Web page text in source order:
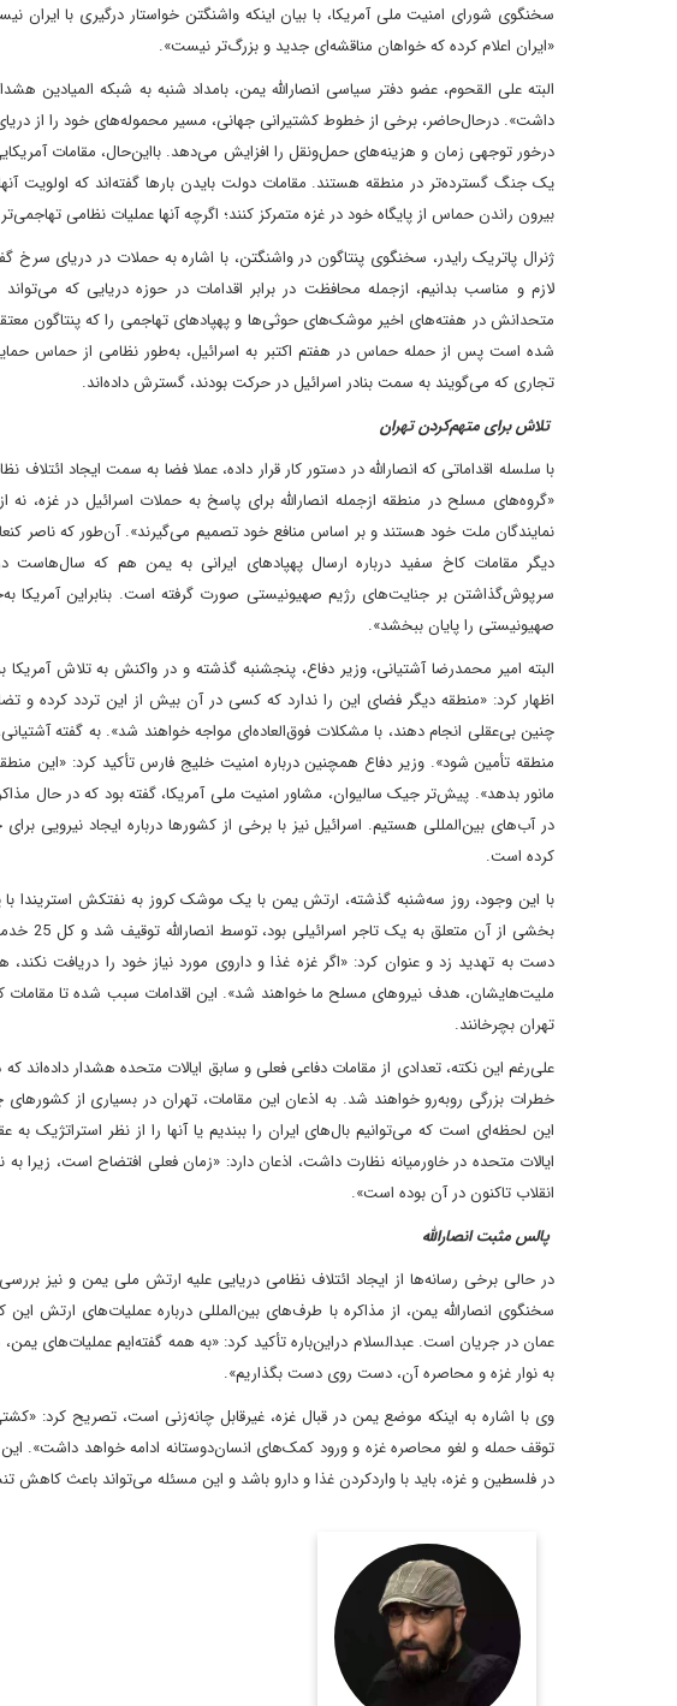
سخنگوی شورای امنیت ملی آمریکا، با بیان اینکه واشنگتن خواستار درگیری با
«ایران اعلام کرده که خواهان مناقشه‌ای جدید و بزرگ‌تر نیست».
البته علی القحوم، عضو دفتر سیاسی انصارالله یمن، بامداد شنبه به شبکه المیادین
داشت». در‌حال‌حاضر، برخی از خطوط کشتیرانی جهانی، مسیر محموله‌های خود را از
درخور توجهی زمان و هزینه‌های حمل‌ونقل را افزایش می‌دهد. بااین‌حال، مقامات
یک جنگ گسترده‌تر در منطقه هستند. مقامات دولت بایدن بارها گفته‌اند که اولویت
بیرون راندن حماس از پایگاه خود در غزه متمرکز کنند؛ اگرچه آنها عملیات نظامی تهاجمی‌تر
ژنرال پاتریک رایدر، سخنگوی پنتاگون در واشنگتن، با اشاره به حملات در دریای
لازم و مناسب بدانیم، از‌جمله محافظت در برابر اقدامات در حوزه دریایی که
متحدانش در هفته‌های اخیر موشک‌های حوثی‌ها و پهپادهای تهاجمی را که پنتاگون
شده است پس از حمله حماس در هفتم اکتبر به اسرائیل، به‌طور نظامی از حماس
تجاری که می‌گویند به سمت بنادر اسرائیل در حرکت بودند، گسترش داده‌اند.
تلاش برای متهم‌کردن تهران
با سلسله اقداماتی که انصارالله در دستور کار قرار داده، عملا فضا به سمت ایجاد
«گروه‌های مسلح در منطقه ‌ازجمله انصارالله برای پاسخ به حملات اسرائیل در غزه، نه
نمایندگان ملت خود هستند و بر اساس منافع خود تصمیم می‌گیرند». آن‌طور که ناصر
دیگر مقامات کاخ سفید درباره ارسال پهپادهای ایرانی به یمن هم که
سرپوش‌گذاشتن بر جنایت‌های رژیم صهیونیستی صورت گرفته است. بنابراین آمریکا
صهیونیستی را پایان ببخشد».
اظهار کرد: «منطقه دیگر فضای این را ندارد که کسی در آن بیش از این تردد کرده و
چنین بی‌عقلی انجام دهند، با مشکلات فوق‌العاده‌ای مواجه خواهند شد». به گفته
منطقه تأمین شود». وزیر دفاع همچنین درباره امنیت خلیج فارس تأکید کرد: «این
مانور بدهد». پیش‌تر جیک سالیوان، مشاور امنیت ملی آمریکا، گفته بود که در حال
در آب‌های بین‌المللی هستیم. اسرائیل نیز با برخی از کشورها درباره ایجاد نیرویی
کرده است.
با این وجود، روز سه‌شنبه گذشته، ارتش یمن با یک موشک کروز به نفتکش استریندا
بخشی
دست به تهدید زد و عنوان کرد: «اگر غزه غذا و داروی مورد نیاز خود را دریافت
ملیت‌هایشان، هدف نیروهای مسلح ما خواهند شد». این اقدامات سبب شده تا مقامات
تهران بچرخانند.
علی‌رغم این نکته، تعدادی از مقامات دفاعی فعلی و سابق ایالات متحده هشدار داده‌اند
خطرات بزرگی روبه‌رو خواهند شد. به اذعان این مقامات، تهران در بسیاری از کشورهای
این لحظه‌ای است که می‌توانیم بال‌های ایران را ببندیم یا آنها را از نظر استراتژیک به
ایالات متحده در خاورمیانه نظارت داشت، اذعان دارد‌: «زمان فعلی افتضاح است، زیرا
انقلاب تاکنون در آن بوده‌ است».
پالس مثبت انصارالله
در حالی برخی رسانه‌ها از ایجاد ائتلاف نظامی دریایی علیه ارتش ملی یمن و نیز
سخنگوی انصارالله یمن، از مذاکره با طرف‌های بین‌المللی درباره عملیات‌های ارتش
عمان در جریان است. عبدالسلام در‌این‌باره تأکید کرد: «به همه گفته‌ایم عملیات‌های
به نوار غزه و محاصره آن، دست روی دست بگذاریم».
وی با اشاره به اینکه موضع یمن در قبال غزه، غیر‌قابل چانه‌زنی است، تصریح کرد:
توقف حمله و لغو محاصره غزه و ورود کمک‌های انسان‌دوستانه ادامه خواهد داشت».
در فلسطین و غزه، باید با وارد‌کردن غذا و دارو باشد و این مسئله می‌تواند باعث
روزنامه نگار و کارشناس
ارشد روزنامه نگاری سیاسی
و عضو تحریریه دیپلماسی
ایرانی.